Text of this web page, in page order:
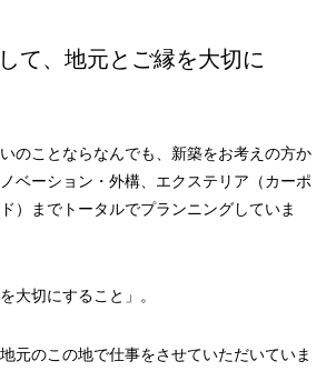
て、地元とご縁を大切に
のことならなんでも、新築をお考えの方か
ベーション・外構、エクステリア（カーポ
）までトータルでプランニングしていま
大切にすること」。
元のこの地で仕事をさせていただいていま